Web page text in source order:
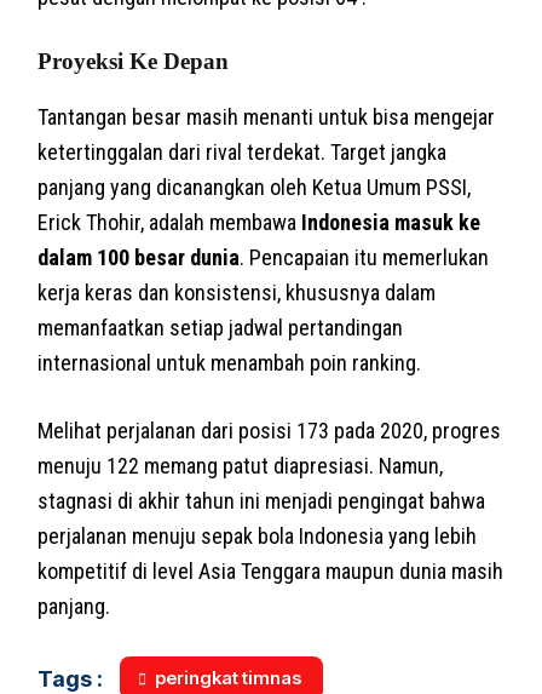
Proyeksi Ke Depan
Tantangan besar masih menanti untuk bisa mengejar
ketertinggalan dari rival terdekat. Target jangka
panjang yang dicanangkan oleh Ketua Umum PSSI,
Erick Thohir, adalah membawa Indonesia masuk ke
dalam 100 besar dunia. Pencapaian itu memerlukan
kerja keras dan konsistensi, khususnya dalam
memanfaatkan setiap jadwal pertandingan
internasional untuk menambah poin ranking.
Melihat perjalanan dari posisi 173 pada 2020, progres
menuju 122 memang patut diapresiasi. Namun,
stagnasi di akhir tahun ini menjadi pengingat bahwa
perjalanan menuju sepak bola Indonesia yang lebih
kompetitif di level Asia Tenggara maupun dunia masih
panjang.
Tags : peringkat timnas